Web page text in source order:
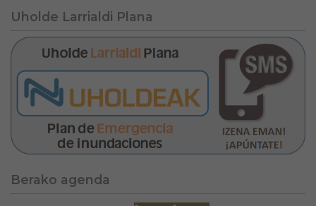
Uholde Larrialdi Plana
Berako agenda